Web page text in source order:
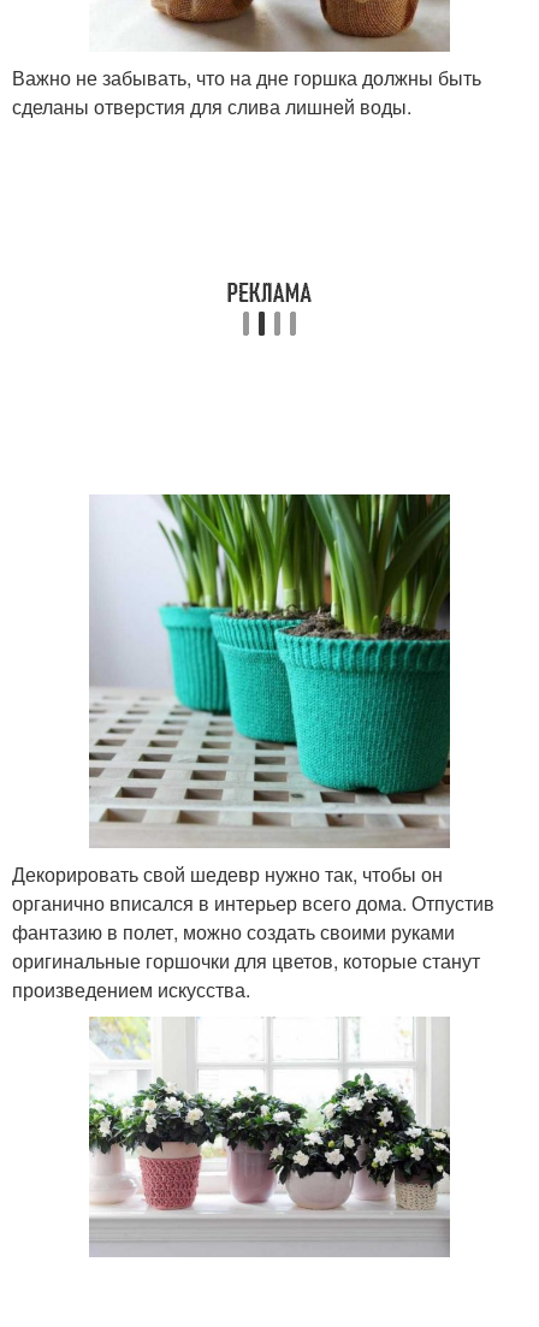
Важно не забывать, что на дне горшка должны быть
сделаны отверстия для слива лишней воды.
Декорировать свой шедевр нужно так, чтобы он
органично вписался в интерьер всего дома. Отпустив
фантазию в полет, можно создать своими руками
оригинальные горшочки для цветов, которые станут
произведением искусства.